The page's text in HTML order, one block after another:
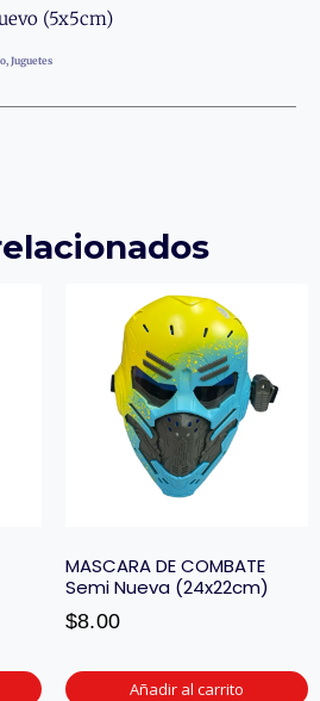
(5x5cm)
, Juguetes
MASCARA DE COMBATE
Semi Nueva (24x22cm)
$8.00
Añadir al carrito